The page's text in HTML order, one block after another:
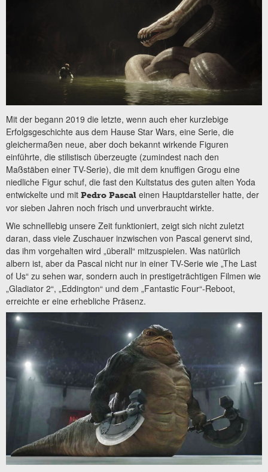
Mit der begann 2019 die letzte, wenn auch eher kurzlebige
Erfolgsgeschichte aus dem Hause Star Wars, eine Serie, die
gleichermaßen neue, aber doch bekannt wirkende Figuren
einführte, die stilistisch überzeugte (zumindest nach den
Maßstäben einer TV-Serie), die mit dem knuffigen Grogu eine
niedliche Figur schuf, die fast den Kultstatus des guten alten Yoda
entwickelte und mit Pedro Pascal einen Hauptdarsteller hatte, der
vor sieben Jahren noch frisch und unverbraucht wirkte.
Wie schnelllebig unsere Zeit funktioniert, zeigt sich nicht zuletzt
daran, dass viele Zuschauer inzwischen von Pascal genervt sind,
das ihm vorgehalten wird „überall“ mitzuspielen. Was natürlich
albern ist, aber da Pascal nicht nur in einer TV-Serie wie „The Last
of Us“ zu sehen war, sondern auch in prestigeträchtigen Filmen wie
„Gladiator 2“, „Eddington“ und dem „Fantastic Four“-Reboot,
erreichte er eine erhebliche Präsenz.